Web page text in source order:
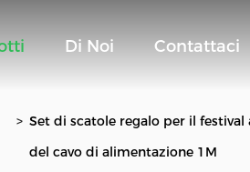
Di Noi Contattaci
> Set di scatole regalo per il
del cavo di alimentazione 1M